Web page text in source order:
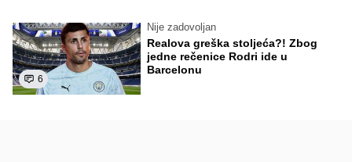
6
Nije zadovoljan
Realova greška stoljeća?! Zbog
jedne rečenice Rodri ide u
Barcelonu